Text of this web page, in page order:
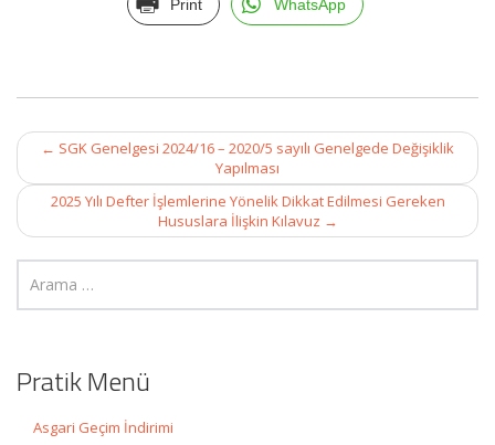
Print WhatsApp
Post
navigation
← SGK Genelgesi 2024/16 – 2020/5 sayılı Genelgede Değişiklik
Yapılması
2025 Yılı Defter İşlemlerine Yönelik Dikkat Edilmesi Gereken
Hususlara İlişkin Kılavuz →
Pratik Menü
Asgari Geçim İndirimi